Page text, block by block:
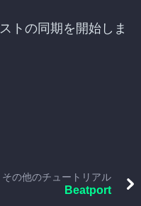
トの同期を開始しま
その他のチュートリアル
Beatport